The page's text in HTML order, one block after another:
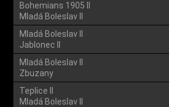
Bohemians 1905 II
Mladá Boleslav II
Mladá Boleslav II
Jablonec II
Mladá Boleslav II
Zbuzany
Teplice II
Mladá Boleslav II